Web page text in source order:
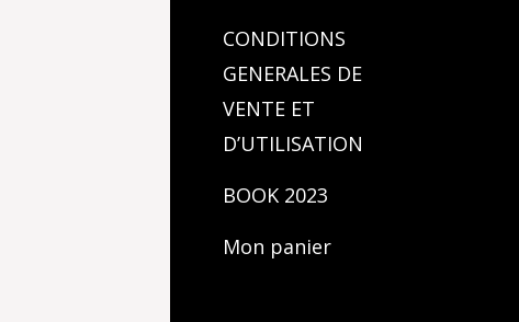
CONDITIONS
GENERALES DE
VENTE ET
D’UTILISATION
BOOK 2023
Mon panier